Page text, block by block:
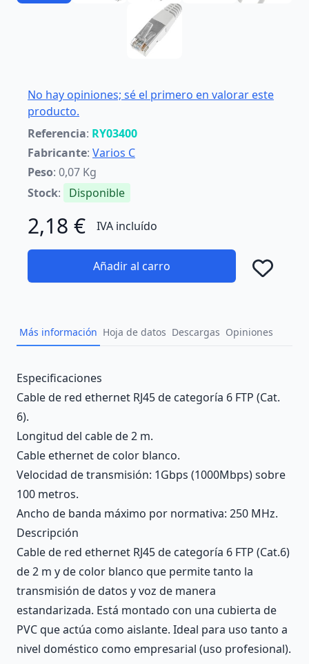
No hay opiniones; sé el primero en valorar este
producto.
Referencia: RY03400
Fabricante: Varios C
Peso: 0,07 Kg
Stock: Disponible
2,18 € IVA incluído
Añadir al carro
Más información Hoja de datos Descargas Opiniones
Description
Especificaciones
Cable de red ethernet RJ45 de categoría 6 FTP (Cat.
6).
Longitud del cable de 2 m.
Cable ethernet de color blanco.
Velocidad de transmisión: 1Gbps (1000Mbps) sobre
100 metros.
Ancho de banda máximo por normativa: 250 MHz.
Descripción
Cable de red ethernet RJ45 de categoría 6 FTP (Cat.6)
de 2 m y de color blanco que permite tanto la
transmisión de datos y voz de manera
estandarizada. Está montado con una cubierta de
PVC que actúa como aislante. Ideal para uso tanto a
nivel doméstico como empresarial (uso profesional).